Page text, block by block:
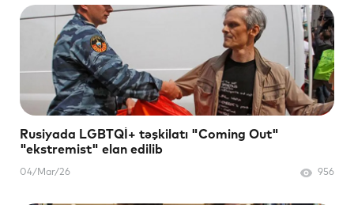
Rusiyada LGBTQİ+ təşkilatı "Coming Out"
"ekstremist" elan edilib
04/Mar/26 956